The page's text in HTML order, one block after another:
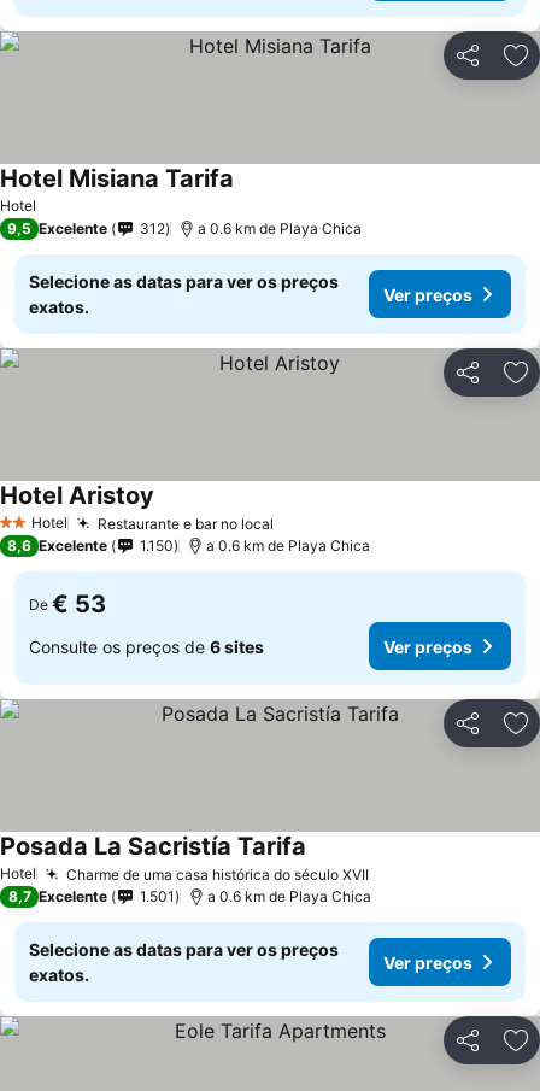
Partilhar
Hotel
Hotel Misiana Tarifa
9,5 Excelente 312 a 0.6 km de Playa Chica
Selecione as datas para ver os preços
exatos.
Ver preços
Partilhar
2 Estrelas
Hotel Restaurante e bar no local
Hotel Aristoy
8,6 Excelente 1.150 a 0.6 km de Playa Chica
De € 53
Consulte os preços de 6 sites Ver preços
Partilhar
Hotel Charme de uma casa histórica do século XVII
Posada La Sacristía Tarifa
8,7 Excelente 1.501 a 0.6 km de Playa Chica
Selecione as datas para ver os preços
exatos.
Ver preços
Partilhar